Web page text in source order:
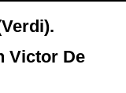
Victor De